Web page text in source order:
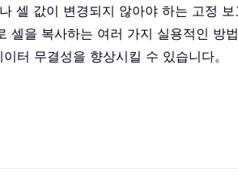
셀 값이 변경되지 않아야 하는 고정
을 복사하는 여러 가지 실용적인 방
터 무결성을 향상시킬 수 있습니다。